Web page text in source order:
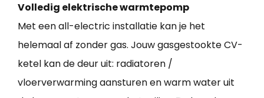
Volledig elektrische warmtepomp
Met een all-electric installatie kan je het
helemaal af zonder gas. Jouw gasgestookte CV-
ketel kan de deur uit: radiatoren /
vloerverwarming aansturen en warm water uit